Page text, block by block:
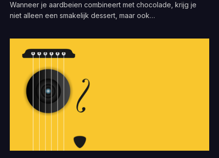
Wanneer je aardbeien combineert met chocolade, krijg je
niet alleen een smakelijk dessert, maar ook…